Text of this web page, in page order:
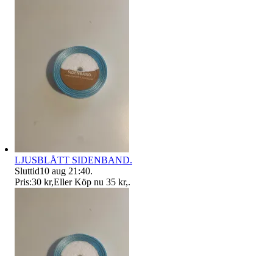
LJUSBLÅTT SIDENBAND.
Sluttid10 aug 21:40.
Pris:30 kr,Eller Köp nu 35 kr,.